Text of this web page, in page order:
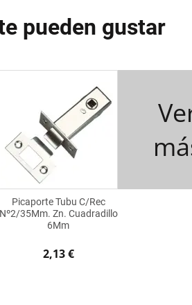
pueden gustar
Picaporte Tubu C/Rec
Nº2/35Mm. Zn. Cuadradillo
6Mm
2,13 €